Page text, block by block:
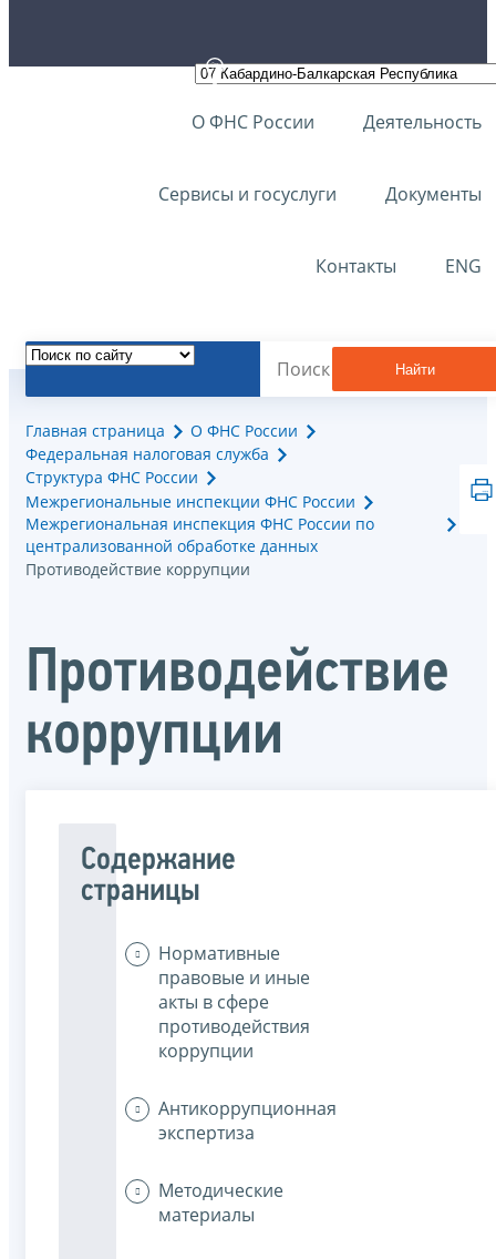
О ФНС России Деятельность
Сервисы и госуслуги Документы
Контакты ENG
Найти
Главная страница
О ФНС России
Федеральная налоговая служба
Структура ФНС России
Межрегиональные инспекции ФНС России
Межрегиональная инспекция ФНС России по
централизованной обработке данных
Противодействие коррупции
Противодействие
коррупции
Содержание
страницы
Нормативные
правовые и иные
акты в сфере
противодействия
коррупции
Антикоррупционная
экспертиза
Методические
материалы